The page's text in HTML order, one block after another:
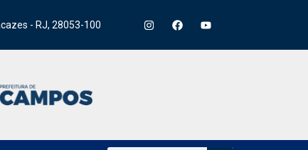
- RJ, 28053-100